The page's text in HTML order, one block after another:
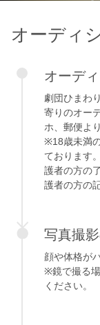
オーディ
オーデ
劇団ひまわ
寄りのオー
ホ、郵便よ
※18歳未満
ております
護者の方の
護者の方の
写真撮
顔や体格が
※鏡で撮る
ください。